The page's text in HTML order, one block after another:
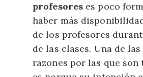
profesores es poco
haber más
de los profesores
de las clases. Una de
razones por las que